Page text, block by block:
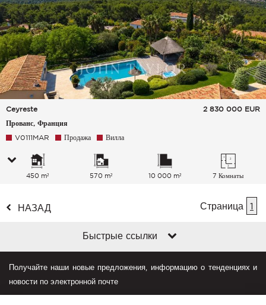
Ceyreste
Прованс, Франция
2 830 000 EUR
V0111MAR Продажа Вилла
450 m² 570 m² 10 000 m² 7 Комнаты
НАЗАД Страница 1
Быстрые ссылки
Получайте наши новые предложения, информацию о тенденциях и
новости по электронной почте